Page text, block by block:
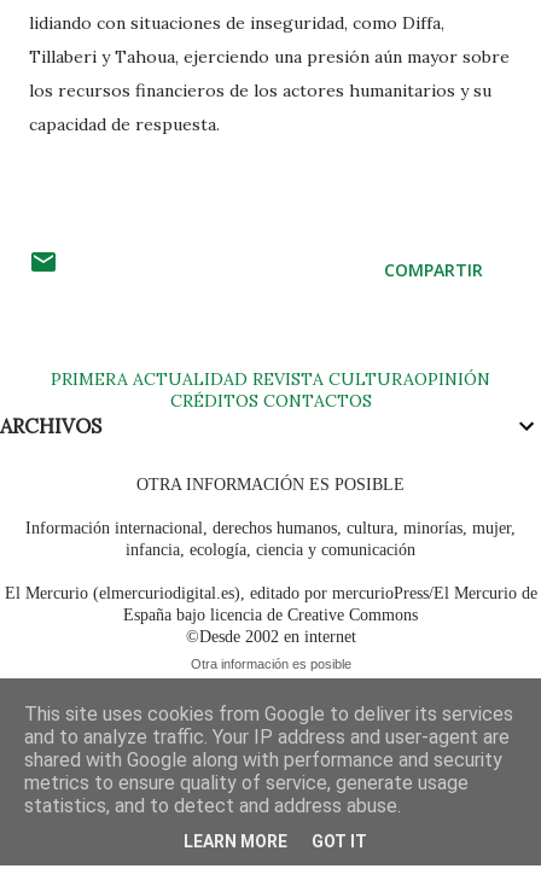
lidiando con situaciones de inseguridad, como Diffa,
Tillaberi y Tahoua, ejerciendo una presión aún mayor sobre
los recursos financieros de los actores humanitarios y su
capacidad de respuesta.
COMPARTIR
PRIMERA ACTUALIDAD REVISTA CULTURAOPINIÓN
CRÉDITOSCONTACTOS
ARCHIVOS
OTRA INFORMACIÓN ES POSIBLE
Información internacional, derechos humanos, cultura, minorías, mujer,
infancia, ecología, ciencia y comunicación
El Mercurio (elmercuriodigital.es), editado por mercurioPress/El Mercurio de
España bajo licencia de Creative Commons
©Desde 2002 en internet
Otra información es posible
This site uses cookies from Google to deliver its services
and to analyze traffic. Your IP address and user-agent are
shared with Google along with performance and security
metrics to ensure quality of service, generate usage
statistics, and to detect and address abuse.
LEARN MORE GOT IT